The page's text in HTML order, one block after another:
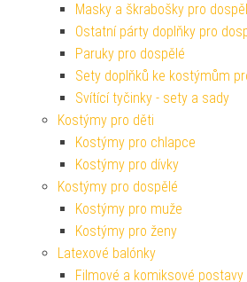
Masky a škrabošky pro
Ostatní párty doplňky pro
Paruky pro dospělé
Sety doplňků ke kostýmům
Svítící tyčinky - sety a sady
Kostýmy pro děti
Kostýmy pro chlapce
Kostýmy pro dívky
Kostýmy pro dospělé
Kostýmy pro muže
Kostýmy pro ženy
Latexové balónky
Filmové a komiksové